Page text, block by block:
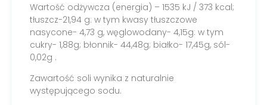
Wartość odżywcza (energia) – 1535 kJ / 373 kcal;
tłuszcz-21,94 g: w tym kwasy tłuszczowe
nasycone- 4,73 g, węglowodany- 4,15g: w tym
cukry- 1,88g; błonnik- 44,48g; białko- 17,45g, sól-
0,02g .
Zawartość soli wynika z naturalnie
występującego sodu.